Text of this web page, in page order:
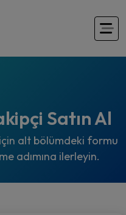
Satın Al
alt bölümdeki formu
adımına ilerleyin.